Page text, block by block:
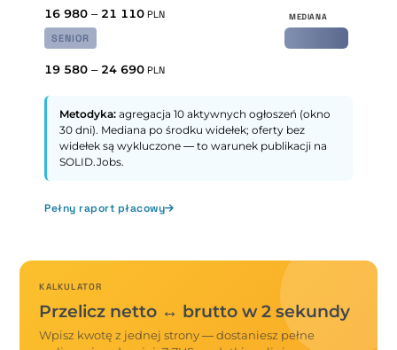
16 980 – 21 110 PLN
SENIOR
19 580 – 24 690 PLN
Metodyka: agregacja 10 aktywnych ogłoszeń (okno
30 dni). Mediana po środku widełek; oferty bez
widełek są wykluczone — to warunek publikacji na
SOLID.Jobs.
Pełny raport płacowy
KALKULATOR
Przelicz netto ↔ brutto w 2 sekundy
Wpisz kwotę z jednej strony — dostaniesz pełne